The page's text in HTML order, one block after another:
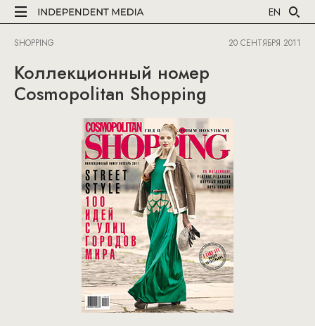
EN
SHOPPING 20 СЕНТЯБРЯ 2011
Коллекционный номер
Cosmopolitan Shopping